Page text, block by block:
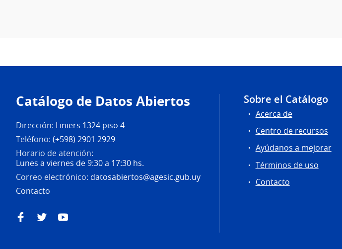
de
página
Catálogo de Datos Abiertos
Dirección: Liniers 1324 piso 4
Teléfono: (+598) 2901 2929
Horario de atención:
Lunes a viernes de 9:30 a 17:30 hs.
Correo electrónico: datosabiertos@agesic.gub.uy
Contacto
FacebookTwitterYouTube
Sobre el Catálogo
Acerca de
Centro de recursos
Ayúdanos a mejorar
Términos de uso
Contacto